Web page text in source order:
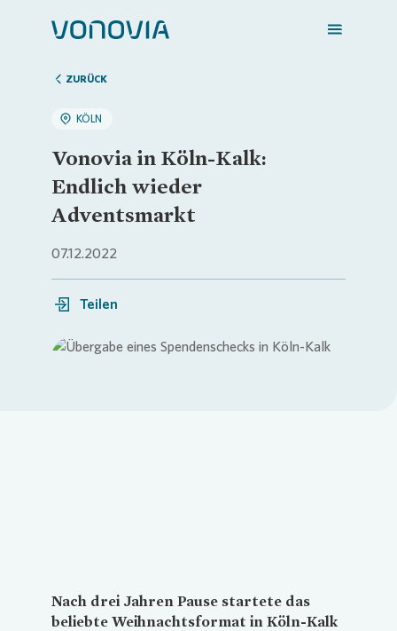
Zuhause finden
Mein Zuhause
Meine Stadt
ZURÜCK
KÖLN
Vonovia in Köln-Kalk:
Endlich wieder
Adventsmarkt
07.12.2022
Teilen
Nach drei Jahren Pause startete das
beliebte Weihnachtsformat in Köln-Kalk